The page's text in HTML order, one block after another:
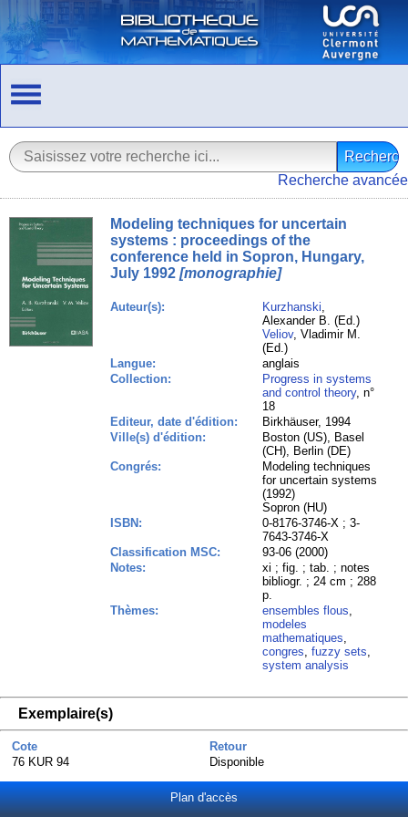
Recherche avancée
Modeling techniques for uncertain
systems : proceedings of the
conference held in Sopron, Hungary,
July 1992 [monographie]
Auteur(s): Kurzhanski,
Alexander B. (Ed.)
Veliov, Vladimir M.
(Ed.)
Langue:
anglais
Collection:
Progress in systems
and control theory, n°
18
Editeur, date d'édition:
Birkhäuser, 1994
Ville(s) d'édition:
Boston (US), Basel
(CH), Berlin (DE)
Congrés:
Modeling techniques
for uncertain systems
(1992)
Sopron (HU)
ISBN:
0-8176-3746-X ; 3-
7643-3746-X
Classification MSC:
93-06 (2000)
Notes:
xi ; fig. ; tab. ; notes
bibliogr. ; 24 cm ; 288
p.
Thèmes:
ensembles flous,
modeles
mathematiques,
congres,fuzzy sets,
system analysis
Exemplaire(s)
Cote
Retour
76 KUR 94
Disponible
Plan d'accès